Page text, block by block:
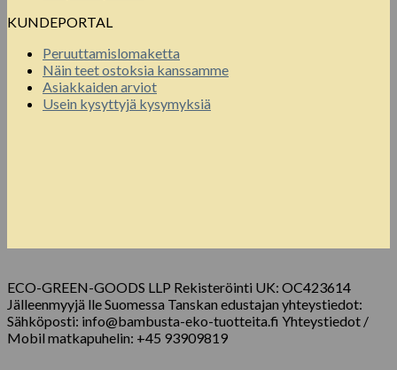
KUNDEPORTAL
Peruuttamislomaketta
Näin teet ostoksia kanssamme
Asiakkaiden arviot
Usein kysyttyjä kysymyksiä
ECO-GREEN-GOODS LLP Rekisteröinti UK: OC423614
Jälleenmyyjä lle Suomessa Tanskan edustajan yhteystiedot:
Sähköposti: info@bambusta-eko-tuotteita.fi Yhteystiedot /
Mobil matkapuhelin: +45 93909819